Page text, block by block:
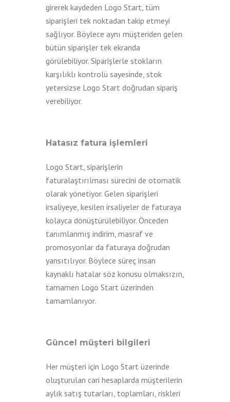
girerek kaydeden Logo Start, tüm
siparişleri tek noktadan takip etmeyi
sağlıyor. Böylece aynı müşteriden gelen
bütün siparişler tek ekranda
görülebiliyor. Siparişlerle stokların
karşılıklı kontrolü sayesinde, stok
yetersizse Logo Start doğrudan sipariş
verebiliyor.
Hatasız fatura işlemleri
Logo Start, siparişlerin
faturalaştırılması sürecini de otomatik
olarak yönetiyor. Gelen siparişleri
irsaliyeye, kesilen irsaliyeler de faturaya
kolayca dönüştürülebiliyor. Önceden
tanımlanmış indirim, masraf ve
promosyonlar da faturaya doğrudan
yansıtılıyor. Böylece süreç insan
kaynaklı hatalar söz konusu olmaksızın,
tamamen Logo Start üzerinden
tamamlanıyor.
Güncel müşteri bilgileri
Her müşteri için Logo Start üzerinde
oluşturulan cari hesaplarda müşterilerin
aylık satış tutarları, toplamları, riskleri